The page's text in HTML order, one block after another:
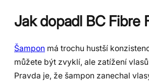
Jak dopadl BC Fibre
Šampon má trochu hustší
můžete být zvyklí, ale zatížení
Pravda je, že šampon zanechal